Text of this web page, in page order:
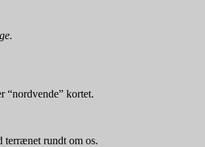
“nordvende” kortet.
terrænet rundt om os.